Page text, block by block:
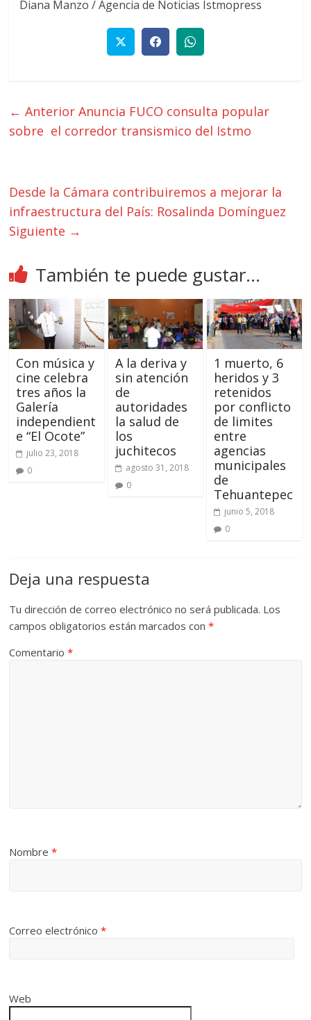
Diana Manzo / Agencia de Noticias Istmopress
← Anterior Anuncia FUCO consulta popular
sobre el corredor transismico del Istmo
Desde la Cámara contribuiremos a mejorar la
infraestructura del País: Rosalinda Domínguez
Siguiente →
También te puede gustar...
Con música y
cine celebra
tres años la
Galería
independient
e “El Ocote”
julio 23, 2018
0
A la deriva y
sin atención
de
autoridades
la salud de
los
juchitecos
agosto 31, 2018
0
1 muerto, 6
heridos y 3
retenidos
por conflicto
de limites
entre
agencias
municipales
de
Tehuantepec
junio 5, 2018
0
Deja una respuesta
Tu dirección de correo electrónico no será publicada. Los
campos obligatorios están marcados con*
Comentario*
Nombre*
Correo electrónico*
Web